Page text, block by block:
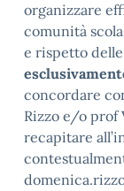
organizzare
comunità
e rispetto
concordare
Rizzo e/o prof
recapitare